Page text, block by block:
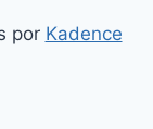
por Kadence